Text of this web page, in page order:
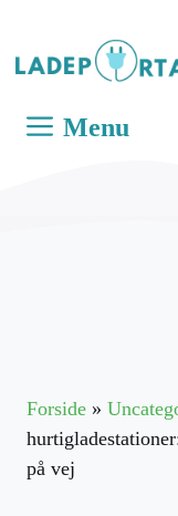
indhold
Menu
Forside »
på vej